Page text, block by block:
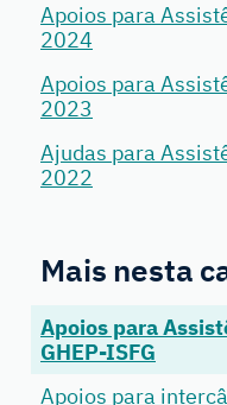
Apoios para
2024
Apoios para
2023
Ajudas para
2022
Mais nesta
Apoios para
GHEP-ISFG
Apoios para